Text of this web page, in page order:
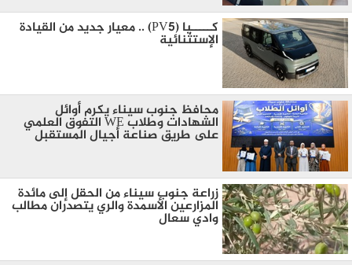
كـــــيا (PV5) .. معيار جديد من القيادة
الإستثنائية
محافظ جنوب سيناء يكرم أوائل
الشهادات وطلاب WE التفوق العلمي
على طريق صناعة أجيال المستقبل
زراعة جنوب سيناء من الحقل إلى مائدة
المزارعين الأسمدة والري يتصدران مطالب
وادي سعال